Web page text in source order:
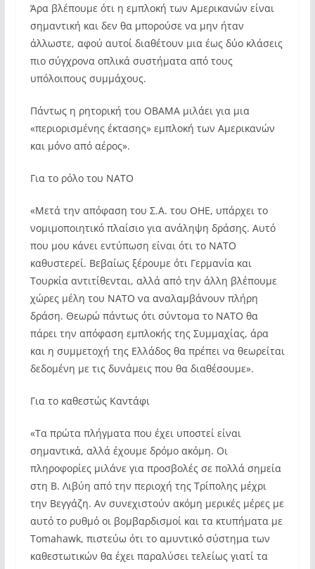
Άρα βλέπουμε ότι η εμπλοκή των Αμερικανών είναι
σημαντική και δεν θα μπορούσε να μην ήταν
άλλωστε, αφού αυτοί διαθέτουν μια έως δύο κλάσεις
πιο σύγχρονα οπλικά συστήματα από τους
υπόλοιπους συμμάχους.
Πάντως η ρητορική του ΟΒΑΜΑ μιλάει για μια
«περιορισμένης έκτασης» εμπλοκή των Αμερικανών
και μόνο από αέρος».
Για το ρόλο του ΝΑΤΟ
«Μετά την απόφαση του Σ.Α. του ΟΗΕ, υπάρχει το
νομιμοποιητικό πλαίσιο για ανάληψη δράσης. Αυτό
που μου κάνει εντύπωση είναι ότι το ΝΑΤΟ
καθυστερεί. Βεβαίως ξέρουμε ότι Γερμανία και
Τουρκία αντιτίθενται, αλλά από την άλλη βλέπουμε
χώρες μέλη του ΝΑΤΟ να αναλαμβάνουν πλήρη
δράση. Θεωρώ πάντως ότι σύντομα το ΝΑΤΟ θα
πάρει την απόφαση εμπλοκής της Συμμαχίας, άρα
και η συμμετοχή της Ελλάδος θα πρέπει να θεωρείται
δεδομένη με τις δυνάμεις που θα διαθέσουμε».
Για το καθεστώς Καντάφι
«Τα πρώτα πλήγματα που έχει υποστεί είναι
σημαντικά, αλλά έχουμε δρόμο ακόμη. Οι
πληροφορίες μιλάνε για προσβολές σε πολλά σημεία
στη Β. Λιβύη από την περιοχή της Τρίπολης μέχρι
την Βεγγάζη. Αν συνεχιστούν ακόμη μερικές μέρες με
αυτό το ρυθμό οι βομβαρδισμοί και τα κτυπήματα με
Tomahawk, πιστεύω ότι το αμυντικό σύστημα των
καθεστωτικών θα έχει παραλύσει τελείως γιατί τα